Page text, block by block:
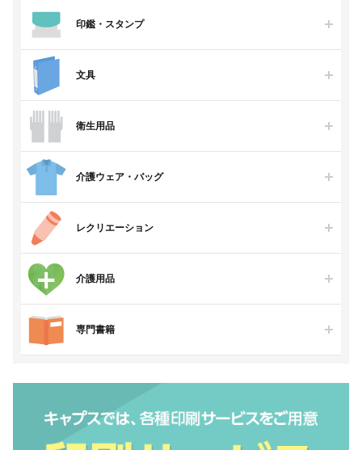
印鑑・スタンプ
文具
衛生用品
介護ウェア・バッグ
レクリエーション
介護用品
専門書籍